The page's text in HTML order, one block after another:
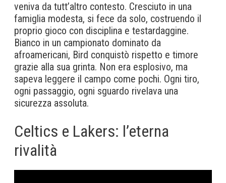
veniva da tutt’altro contesto. Cresciuto in una
famiglia modesta, si fece da solo, costruendo il
proprio gioco con disciplina e testardaggine.
Bianco in un campionato dominato da
afroamericani, Bird conquistò rispetto e timore
grazie alla sua grinta. Non era esplosivo, ma
sapeva leggere il campo come pochi. Ogni tiro,
ogni passaggio, ogni sguardo rivelava una
sicurezza assoluta.
Celtics e Lakers: l’eterna
rivalità